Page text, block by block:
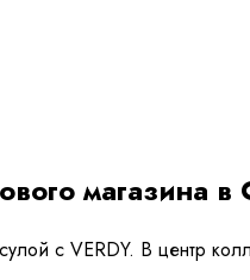
магазина в
с VERDY. В центр